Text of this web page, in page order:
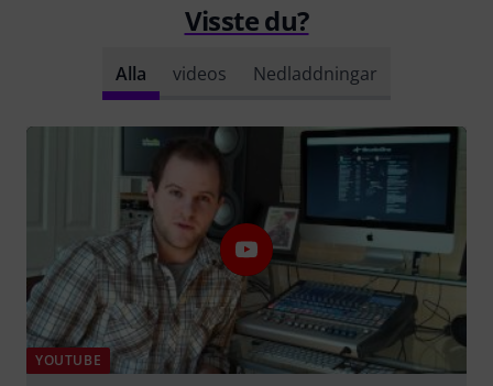
Visste du?
Alla videos Nedladdningar
YOUTUBE